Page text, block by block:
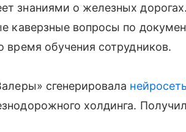
знаниями о железных
каверзные вопросы по
время обучения сотрудников.
сгенерировала нейросеть
холдинга.